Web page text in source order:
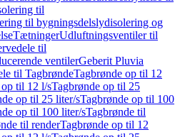
til
til bygningsdelslydisolering og
TætningerUdluftningsventiler til
til
ventilerGeberit Pluvia
til TagbrøndeTagbrønde op til 12
til 12 l/sTagbrønde op til 25
op til 25 liter/sTagbrønde op til 100
op til 100 liter/sTagbrønde til
til renderTagbrønde op til 12